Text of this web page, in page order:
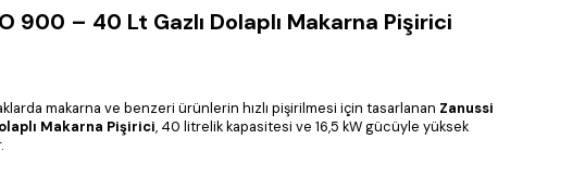
900 – 40 Lt Gazlı Dolaplı Makarna Pişirici
makarna ve benzeri ürünlerin hızlı pişirilmesi için tasarlanan Zanussi
Makarna Pişirici, 40 litrelik kapasitesi ve 16,5 kW gücüyle yüksek